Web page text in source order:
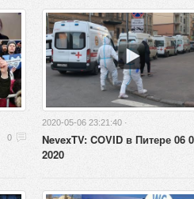
0
2020-05-06 23:21:40 ·
NevexTV: COVID в Питере 06
2020